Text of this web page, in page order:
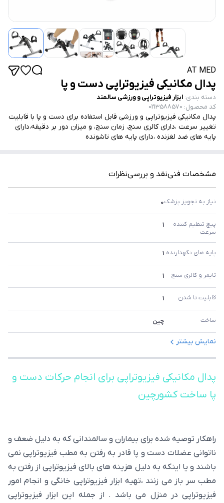
AT MED
پدال مکانیکی فیزیوتراپی دست و پا
دسته بندی: ابزار فیزیوتراپی و ورزشی سالمند
کد محصول:
0213588570
پدال مکانیکی فیزیوتراپی و ورزشی قابل استفاده برای دست و پا با قابلیت
تغییر سرعت ،دارای کالری سنج، زمان سنج، و میزان دور بر دقیقه،دارای
پایه های ضد لغزنده ،دارای پایه های تاشونده
مشخصات فنینقد و بررسینظرات
نیاز به تجویز پزشک0
سرعت
1
پایه های نگهدارنده 1
تایمر و کالری سنج 1
قابلیت تا شدن 1
ساخت چین
نمایش بیشتر
پدال مکانیکی فیزیوتراپی برای انجام حرکات دست و
پا ساخت کشورچین
راهکار توصیه شده برای بیماران و سالمندانی که به دلیل ضعف و
ناتوانی عضلات دست و پا قادر به رفتن به مطب فیزیوتراپی نمی
باشند و یا اینکه به دلیل هزینه های بالای فیزیوتراپی از رفتن به
مطب سر باز می زنند ،تهیه ابزار فیزیوتراپی خانگی و انجام امور
فیزیوتراپی در منزل می باشد . از جمله این ابزار فیزیوتراپی